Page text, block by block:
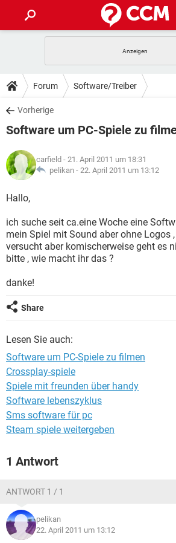
ANDROID IOS
WINDOWS 10
WHATSAPP TIKTOK
FACEBOOK
TIPPS & TRICKS
SPIELE
WHATSAPP TIKTOK
FACEBOOK
DOWNLOADS
SPIELE
ANDROID
WINDOWS 10
WHATSAPP
SPIELE
ANDROID
WINDOWS 10
WHATSAPP TIKTOK
FACEBOOK
LEXIKON
SPIELE
WINDOWS 10
WHATSAPP
Forum Software/Treiber
Vorherige
Software um PC-Spiele zu
carfield - 21. April 2011 um 18:31
pelikan - 22. April 2011 um 13:12
Hallo,
ich suche seit ca.eine Woche eine
mein Spiel mit Sound aber ohne Logos
versucht aber komischerweise geht es
bitte , wie macht ihr das ?
danke!
Share
Lesen Sie auch:
Software um PC-Spiele zu filmen
Crossplay-spiele
Spiele mit freunden über handy
Software lebenszyklus
Sms software für pc
Steam spiele weitergeben
1 Antwort
ANTWORT 1 / 1
pelikan
22. April 2011 um 13:12